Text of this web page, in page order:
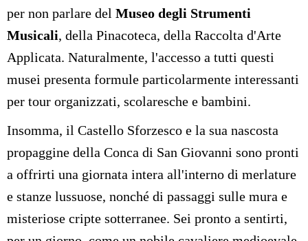
per non parlare del Museo degli Strumenti
Musicali, della Pinacoteca, della Raccolta d'Arte
Applicata. Naturalmente, l'accesso a tutti questi
musei presenta formule particolarmente interessanti
per tour organizzati, scolaresche e bambini.
Insomma, il Castello Sforzesco e la sua nascosta
propaggine della Conca di San Giovanni sono pronti
a offrirti una giornata intera all'interno di merlature
e stanze lussuose, nonché di passaggi sulle mura e
misteriose cripte sotterranee. Sei pronto a sentirti,